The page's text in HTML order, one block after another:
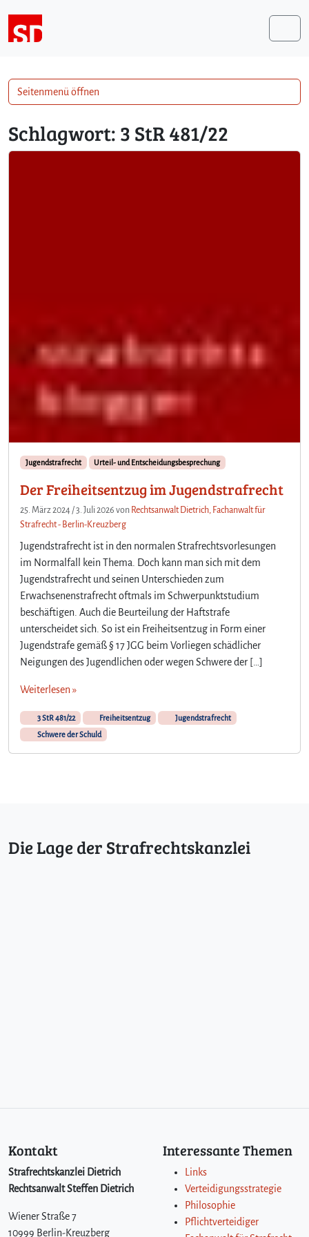
Schlagwort: 3 StR 481/22
Jugendstrafrecht Urteil- und Entscheidungsbesprechung
Der Freiheitsentzug im Jugendstrafrecht
25. März 2024 /3. Juli 2026 von Rechtsanwalt Dietrich, Fachanwalt für
Strafrecht - Berlin-Kreuzberg
Jugendstrafrecht ist in den normalen Strafrechtsvorlesungen
im Normalfall kein Thema. Doch kann man sich mit dem
Jugendstrafrecht und seinen Unterschieden zum
Erwachsenenstrafrecht oftmals im Schwerpunktstudium
beschäftigen. Auch die Beurteilung der Haftstrafe
unterscheidet sich. So ist ein Freiheitsentzug in Form einer
Jugendstrafe gemäß § 17 JGG beim Vorliegen schädlicher
Neigungen des Jugendlichen oder wegen Schwere der […]
Weiterlesen »
3 StR 481/22 Freiheitsentzug
Jugendstrafrecht
Schwere der Schuld
Seitenmenü öffnen
Die Lage der Strafrechtskanzlei
Kontakt
Strafrechtskanzlei Dietrich
Rechtsanwalt Steffen Dietrich
Wiener Straße 7
10999 Berlin-Kreuzberg
Interessante Themen
Links
Verteidigungsstrategie
Philosophie
Pflichtverteidiger